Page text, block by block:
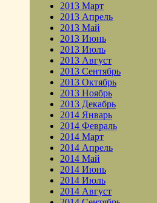
2013 Март
2013 Апрель
2013 Май
2013 Июнь
2013 Июль
2013 Август
2013 Сентябрь
2013 Октябрь
2013 Ноябрь
2013 Декабрь
2014 Январь
2014 Февраль
2014 Март
2014 Апрель
2014 Май
2014 Июнь
2014 Июль
2014 Август